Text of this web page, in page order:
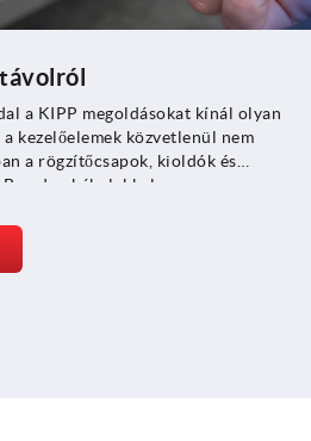
a KIPP megoldásokat kínál olyan
kezelőelemek közvetlenül nem
a rögzítőcsapok, kioldók és
kábelekkel